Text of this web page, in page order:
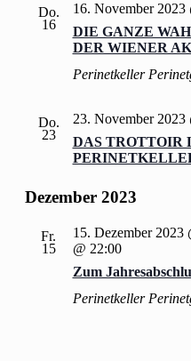
Do.
16
DIE GANZE
DER WIENER
16. November 2023
Perinetkeller
Do.
23
DAS TROTTOIR
23. November 2023
Dezember 2023
Fr.
15
Zum
15. Dezember 2023
@ 22:00
Perinetkeller